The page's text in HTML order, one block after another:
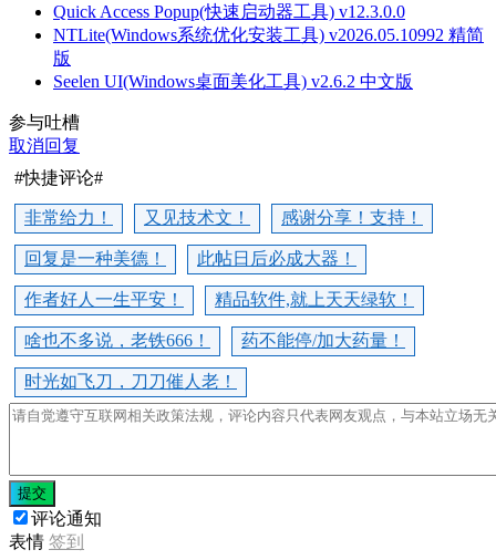
Quick Access Popup(快速启动器工具) v12.3.0.0
NTLite(Windows系统优化安装工具) v2026.05.10992 精简
版
Seelen UI(Windows桌面美化工具) v2.6.2 中文版
参与吐槽
取消回复
#快捷评论#
非常给力！ 又见技术文！ 感谢分享！支持！
回复是一种美德！ 此帖日后必成大器！
作者好人一生平安！ 精品软件,就上天天绿软！
啥也不多说，老铁666！ 药不能停/加大药量！
时光如飞刀，刀刀催人老！
提交
评论通知
表情 签到